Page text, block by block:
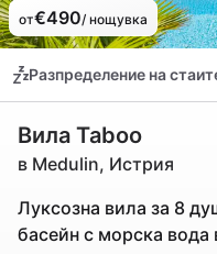
от€490/ нощувка
Разпределение на
Вила Taboo
в Medulin, Истрия
Луксозна вила за 8
басейн с морска